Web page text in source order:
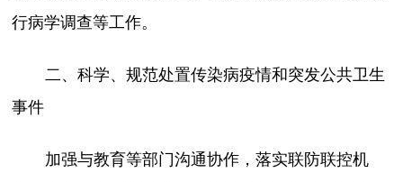
行病学调查等工作。
二、科学、规范处置传染病疫情和突发公共卫生
事件
加强与教育等部门沟通协作，落实联防联控机